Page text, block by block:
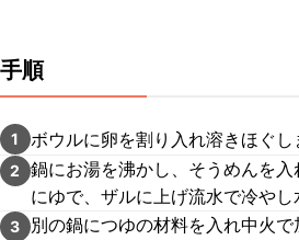
手順
1 ボウルに卵を割り入れ溶きほぐし
2
鍋にお湯を沸かし、そうめんを
にゆで、ザルに上げ流水で冷やし
3
別の鍋につゆの材料を入れ中火